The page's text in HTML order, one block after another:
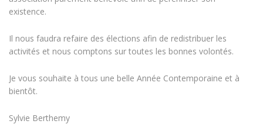
existence.
Il nous faudra refaire des élections afin de redistribuer les
activités et nous comptons sur toutes les bonnes volontés.
Je vous souhaite à tous une belle Année Contemporaine et à
bientôt.
Sylvie Berthemy